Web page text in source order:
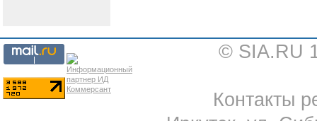
© SIA.RU
Контакты